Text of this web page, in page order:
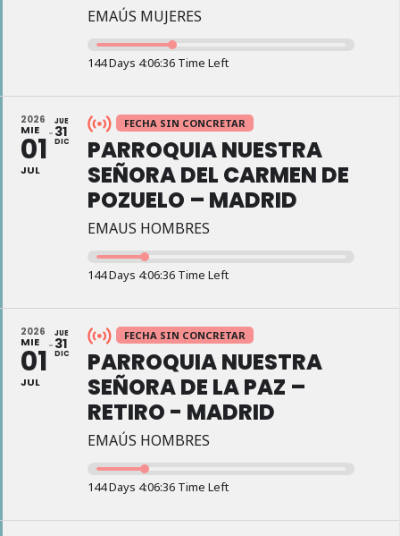
EMAÚS MUJERES
144 Days 4:06:35 Time Left
2026
MIE
01
JUL
JUE
31
DIC
FECHA SIN CONCRETAR
PARROQUIA NUESTRA
SEÑORA DEL CARMEN DE
POZUELO – MADRID
EMAUS HOMBRES
144 Days 4:06:35 Time Left
2026
MIE
01
JUL
JUE
31
DIC
FECHA SIN CONCRETAR
PARROQUIA NUESTRA
SEÑORA DE LA PAZ –
RETIRO - MADRID
EMAÚS HOMBRES
144 Days 4:06:35 Time Left